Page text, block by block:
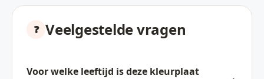
Veelgestelde vragen
Voor welke leeftijd is deze kleurplaat